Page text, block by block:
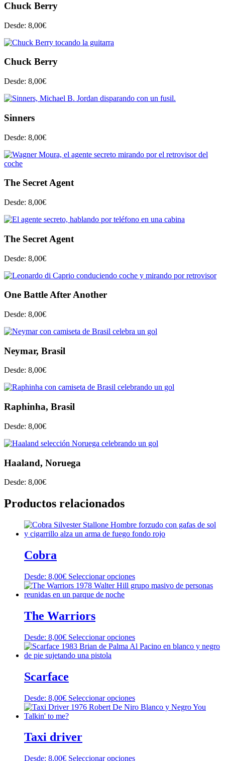
Chuck Berry
Desde: 8,00€
Chuck Berry
Desde: 8,00€
Sinners
Desde: 8,00€
The Secret Agent
Desde: 8,00€
The Secret Agent
Desde: 8,00€
One Battle After Another
Desde: 8,00€
Neymar, Brasil
Desde: 8,00€
Raphinha, Brasil
Desde: 8,00€
Haaland, Noruega
Desde: 8,00€
Productos relacionados
Cobra
Desde: 8,00€ Seleccionar opcionesEste
producto
se
pueden
producto
The Warriors
Desde: 8,00€ Seleccionar opcionesEste
producto
se
pueden
Scarface
Desde: 8,00€ Seleccionar opcionesEste
producto
Taxi driver
Desde: 8,00€ Seleccionar opcionesEste